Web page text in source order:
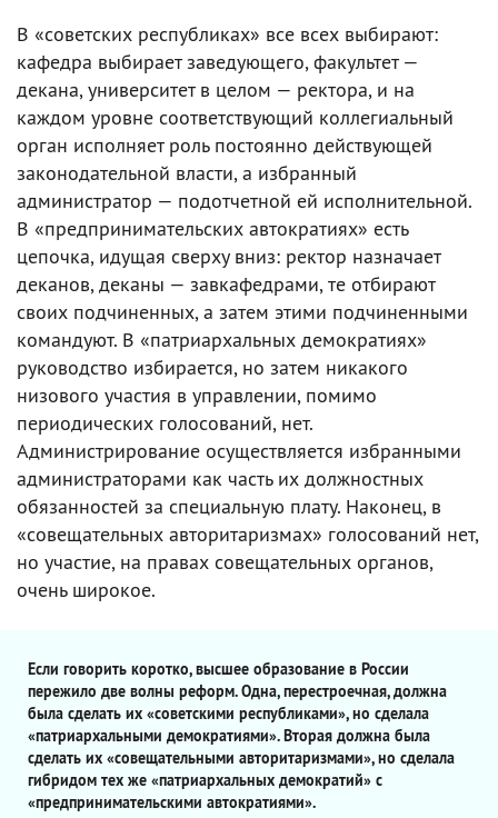
В «советских республиках» все всех выбирают:
кафедра выбирает заведующего, факультет —
декана, университет в целом — ректора, и на
каждом уровне соответствующий коллегиальный
орган исполняет роль постоянно действующей
законодательной власти, а избранный
администратор — подотчетной ей исполнительной.
В «предпринимательских автократиях» есть
цепочка, идущая сверху вниз: ректор назначает
деканов, деканы — завкафедрами, те отбирают
своих подчиненных, а затем этими подчиненными
командуют. В «патриархальных демократиях»
руководство избирается, но затем никакого
низового участия в управлении, помимо
периодических голосований, нет.
Администрирование осуществляется избранными
администраторами как часть их должностных
обязанностей за специальную плату. Наконец, в
«совещательных авторитаризмах» голосований нет,
но участие, на правах совещательных органов,
очень широкое.
Если говорить коротко, высшее образование в России
пережило две волны реформ. Одна, перестроечная, должна
была сделать их «советскими республиками», но сделала
«патриархальными демократиями». Вторая должна была
сделать их «совещательными авторитаризмами», но сделала
гибридом тех же «патриархальных демократий» с
«предпринимательскими автократиями».